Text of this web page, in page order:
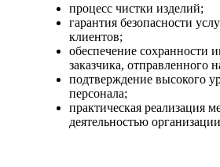
процесс чистки изделий;
гарантия безопасности
клиентов;
обеспечение сохранности
заказчика, отправленного
подтверждение высокого
персонала;
практическая реализация
деятельностью